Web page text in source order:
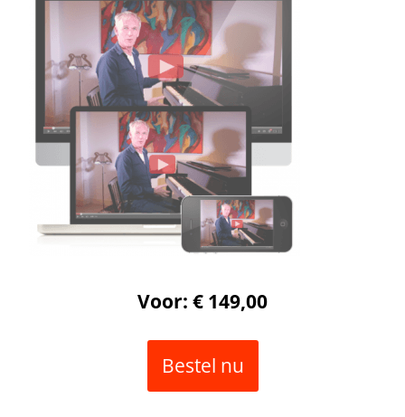
Voor: € 149,00
Bestel nu